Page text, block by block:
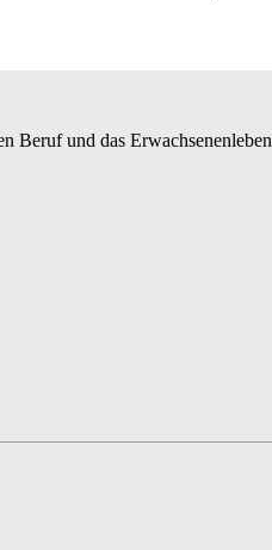
Beruf und das